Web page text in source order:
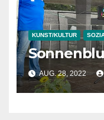
KUNST/KULTUR
AUG. 28, 2022